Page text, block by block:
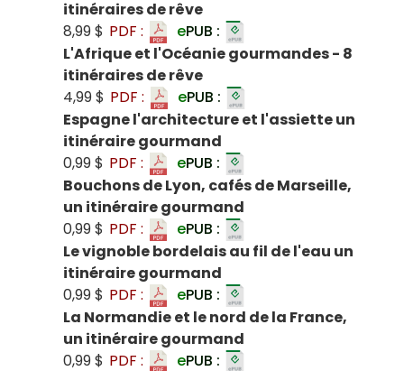
itinéraires de rêve
8,99 $ PDF : ePUB :
L'Afrique et l'Océanie gourmandes - 8
itinéraires de rêve
4,99 $ PDF : ePUB :
Espagne l'architecture et l'assiette un
itinéraire gourmand
0,99 $ PDF : ePUB :
Bouchons de Lyon, cafés de Marseille,
un itinéraire gourmand
0,99 $ PDF : ePUB :
Le vignoble bordelais au fil de l'eau un
itinéraire gourmand
0,99 $ PDF : ePUB :
La Normandie et le nord de la France,
un itinéraire gourmand
0,99 $ PDF : ePUB :